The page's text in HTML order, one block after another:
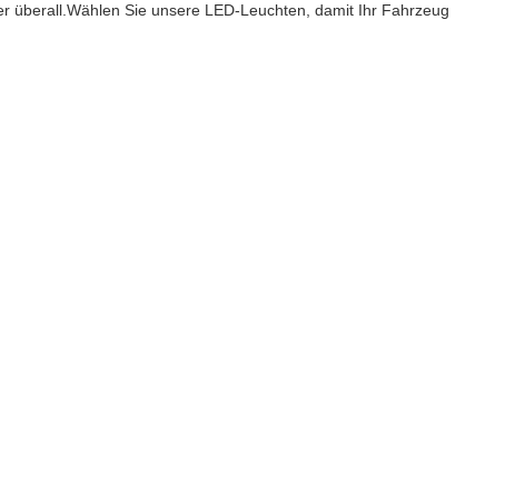
überall.Wählen Sie unsere LED-Leuchten, damit Ihr Fahrzeug